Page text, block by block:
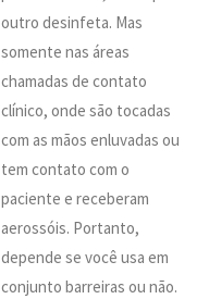
outro desinfeta. Mas
somente nas áreas
chamadas de contato
clínico, onde são tocadas
com as mãos enluvadas ou
tem contato com o
paciente e receberam
aerossóis. Portanto,
depende se você usa em
conjunto barreiras ou não.